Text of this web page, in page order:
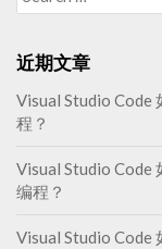
for:
近期文章
Visual Studio Code
程？
Visual Studio Code
编程？
Visual Studio Code